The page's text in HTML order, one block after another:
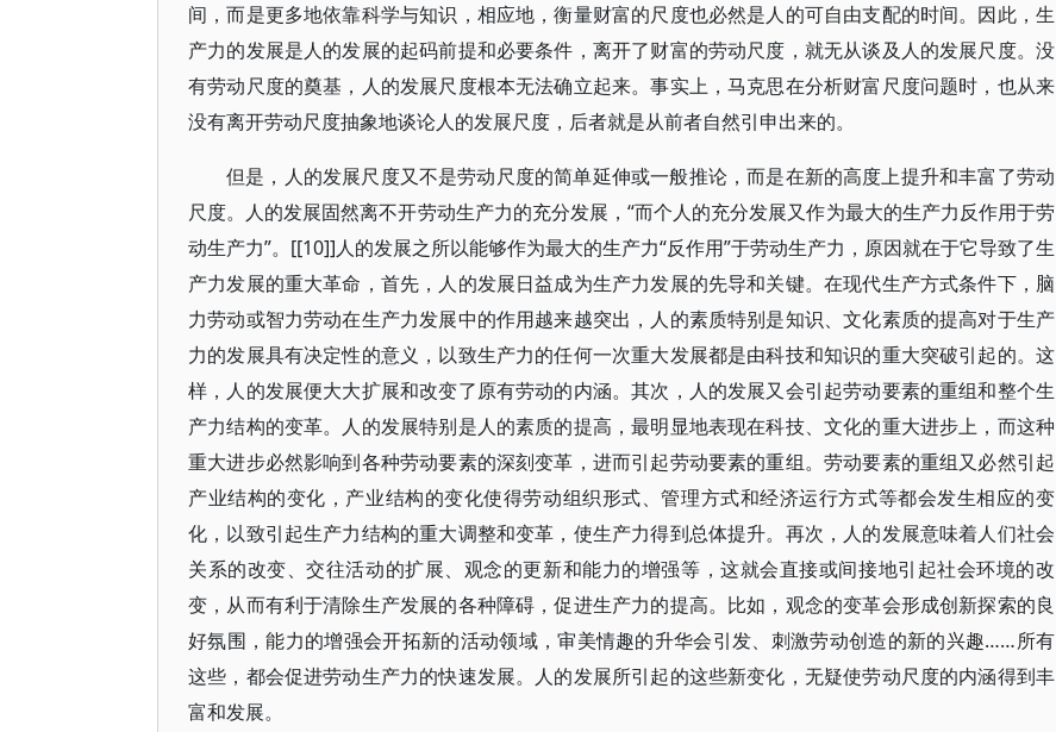
间，而是更多地依靠科学与知识，相应地，衡量财富的尺度也必然是人的可自由支配的时间。因此，生
产力的发展是人的发展的起码前提和必要条件，离开了财富的劳动尺度，就无从谈及人的发展尺度。没
有劳动尺度的奠基，人的发展尺度根本无法确立起来。事实上，马克思在分析财富尺度问题时，也从来
没有离开劳动尺度抽象地谈论人的发展尺度，后者就是从前者自然引申出来的。
但是，人的发展尺度又不是劳动尺度的简单延伸或一般推论，而是在新的高度上提升和丰富了劳动
尺度。人的发展固然离不开劳动生产力的充分发展，“而个人的充分发展又作为最大的生产力反作用于劳
动生产力”。[[10]]人的发展之所以能够作为最大的生产力“反作用”于劳动生产力，原因就在于它导致了生
产力发展的重大革命，首先，人的发展日益成为生产力发展的先导和关键。在现代生产方式条件下，脑
力劳动或智力劳动在生产力发展中的作用越来越突出，人的素质特别是知识、文化素质的提高对于生产
力的发展具有决定性的意义，以致生产力的任何一次重大发展都是由科技和知识的重大突破引起的。这
样，人的发展便大大扩展和改变了原有劳动的内涵。其次，人的发展又会引起劳动要素的重组和整个生
产力结构的变革。人的发展特别是人的素质的提高，最明显地表现在科技、文化的重大进步上，而这种
重大进步必然影响到各种劳动要素的深刻变革，进而引起劳动要素的重组。劳动要素的重组又必然引起
产业结构的变化，产业结构的变化使得劳动组织形式、管理方式和经济运行方式等都会发生相应的变
化，以致引起生产力结构的重大调整和变革，使生产力得到总体提升。再次，人的发展意味着人们社会
关系的改变、交往活动的扩展、观念的更新和能力的增强等，这就会直接或间接地引起社会环境的改
变，从而有利于清除生产发展的各种障碍，促进生产力的提高。比如，观念的变革会形成创新探索的良
好氛围，能力的增强会开拓新的活动领域，审美情趣的升华会引发、刺激劳动创造的新的兴趣……所有
这些，都会促进劳动生产力的快速发展。人的发展所引起的这些新变化，无疑使劳动尺度的内涵得到丰
富和发展。